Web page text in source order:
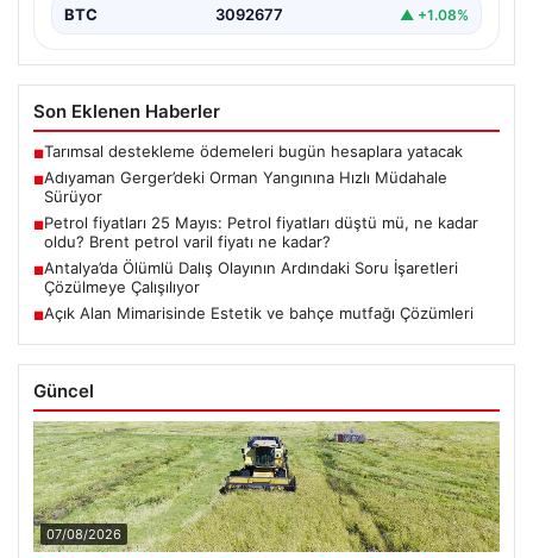
BTC 3092677 ▲ +1.08%
Son Eklenen Haberler
■Tarımsal destekleme ödemeleri bugün hesaplara yatacak
■Adıyaman Gerger’deki Orman Yangınına Hızlı Müdahale
Sürüyor
■Petrol fiyatları 25 Mayıs: Petrol fiyatları düştü mü, ne kadar
oldu? Brent petrol varil fiyatı ne kadar?
■Antalya’da Ölümlü Dalış Olayının Ardındaki Soru İşaretleri
Çözülmeye Çalışılıyor
■Açık Alan Mimarisinde Estetik ve bahçe mutfağı Çözümleri
Güncel
07/08/2026